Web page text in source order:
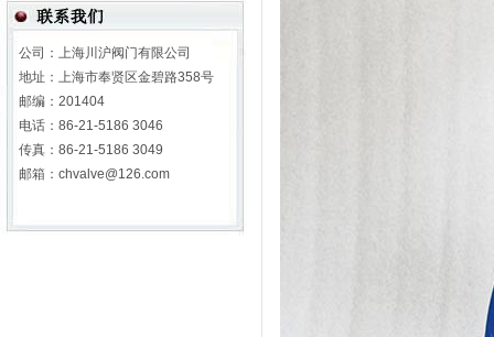
公司：上海川沪阀门有限公司
地址：上海市奉贤区金碧路358号
邮编：201404
电话：86-21-5186 3046
传真：86-21-5186 3049
邮箱：chvalve@126.com